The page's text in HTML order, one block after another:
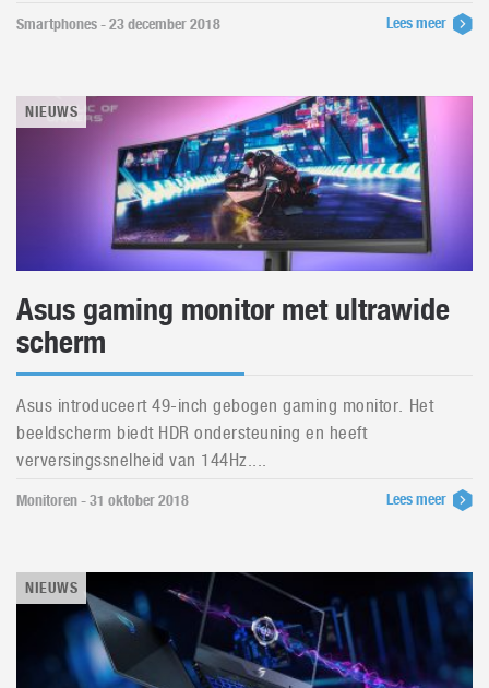
Smartphones - 23 december 2018 Lees meer
NIEUWS
Asus gaming monitor met ultrawide
scherm
Asus introduceert 49-inch gebogen gaming monitor. Het
beeldscherm biedt HDR ondersteuning en heeft
verversingssnelheid van 144Hz....
Monitoren - 31 oktober 2018 Lees meer
NIEUWS